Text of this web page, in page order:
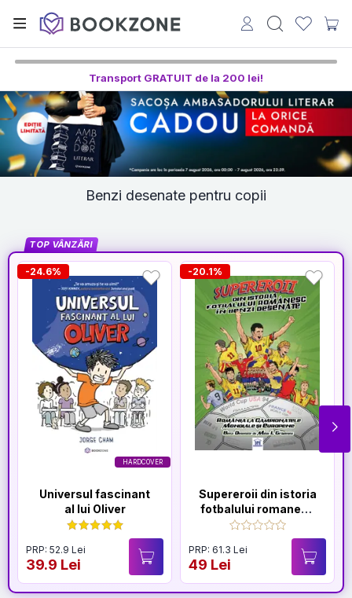
Transport GRATUIT de la 200 lei!
Benzi desenate pentru copii
TOP VÂNZĂRI
HARDCOVER
-24.6%
Universul fascinant
al lui Oliver
PRP: 52.9 Lei
39.9 Lei
-20.1%
Supereroii din istoria
fotbalului romanesc
in benzi desenate
PRP: 61.3 Lei
49 Lei